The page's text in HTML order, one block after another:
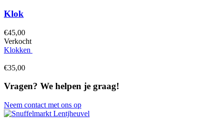
Klok
€45,00
Verkocht
Klokken
€35,00
Vragen? We helpen je graag!
Neem contact met ons op